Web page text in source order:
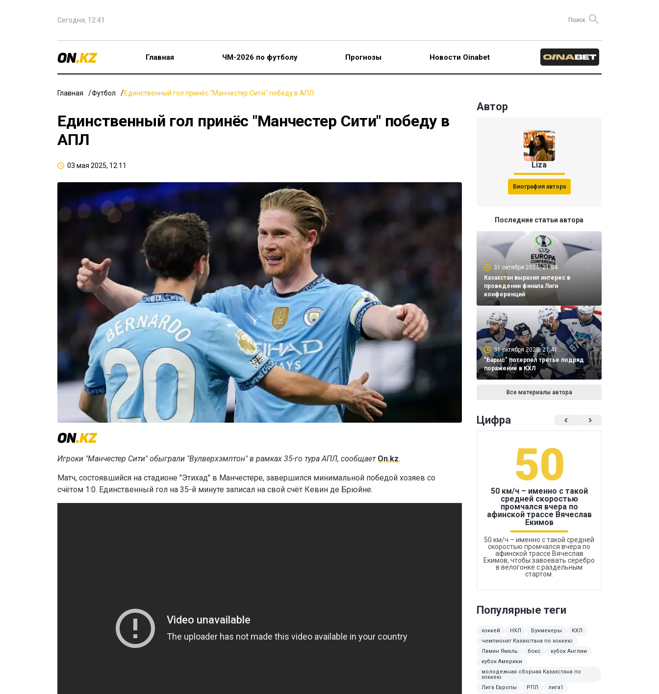
Сегодня, 12:41
Главная ЧМ-2026 по футболу Прогнозы Новости Oinabet
Главная Футбол Единственный гол принёс "Манчестер Сити" победу в АПЛ
Единственный гол принёс "Манчестер Сити" победу в
АПЛ
03 мая 2025, 12:11
Игроки "Манчестер Сити" обыграли "Вулверхэмптон" в рамках 35-го тура АПЛ, сообщает On.kz.
Матч, состоявшийся на стадионе "Этихад" в Манчестере, завершился минимальной победой хозяев со
счётом 1:0. Единственный гол на 35-й минуте записал на свой счёт Кевин де Брюйне.
Автор
Liza
Биография автора
Последние статьи автора
31 октября 2025, 21:54
Казахстан выразил интерес в
проведении финала Лиги
конференций
31 октября 2025, 21:41
"Барыс" потерпел третье подряд
поражение в КХЛ
Все материалы автора
Цифра
50
50 км/ч – именно с такой
средней скоростью
промчался вчера по
афинской трассе Вячеслав
Екимов
50 км/ч – именно с такой средней
скоростью промчался вчера по
афинской трассе Вячеслав
Екимов, чтобы завоевать серебро
в велогонке с раздельным
стартом.
Популярные теги
хоккей НХЛ Букмекеры
КХЛ
чемпионат Казахстана по хоккею
Ламин Ямаль
бокс
кубок Англии
кубок Америки
молодежная сборная Казахстана по
хоккею
Лига Европы
РПЛ
лига1